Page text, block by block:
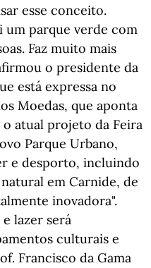
esse conceito.
um parque verde com
Faz muito mais
o presidente da
está expressa no
Moedas, que aponta
atual projeto da Feira
Parque Urbano,
e desporto, incluindo
em Carnide, de
inovadora".
lazer será
culturais e
Francisco da Gama